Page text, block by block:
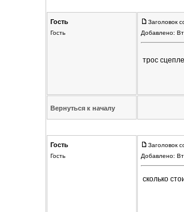
Гость
Гость
Заголовок
Добавлено:
трос
Вернуться к началу
Гость
Гость
Заголовок
Добавлено:
сколько